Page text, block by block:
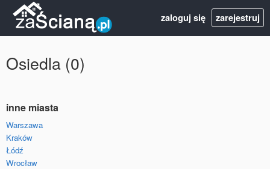
zaloguj się zarejestruj
Osiedla (0)
inne miasta
Warszawa
Kraków
Łódź
Wrocław